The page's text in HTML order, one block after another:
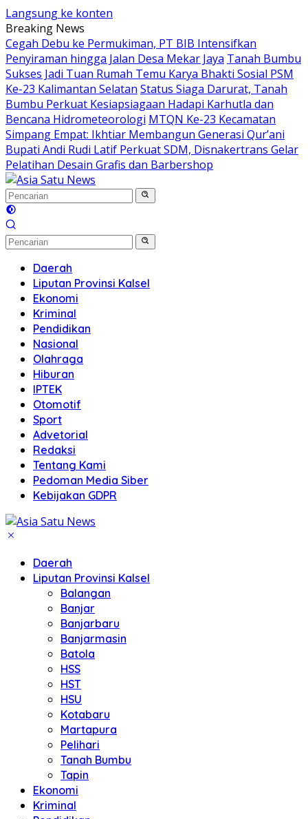
Langsung ke konten
Breaking News
Cegah Debu ke Permukiman, PT BIB Intensifkan
Penyiraman hingga Jalan Desa Mekar Jaya Tanah Bumbu
Sukses Jadi Tuan Rumah Temu Karya Bhakti Sosial PSM
Ke-23 Kalimantan Selatan Status Siaga Darurat, Tanah
Bumbu Perkuat Kesiapsiagaan Hadapi Karhutla dan
Bencana Hidrometeorologi MTQN Ke-23 Kecamatan
Simpang Empat: Ikhtiar Membangun Generasi Qur’ani
Bupati Andi Rudi Latif Perkuat SDM, Disnakertrans Gelar
Pelatihan Desain Grafis dan Barbershop
Daerah
Liputan Provinsi Kalsel
Ekonomi
Kriminal
Pendidikan
Nasional
Olahraga
Hiburan
IPTEK
Otomotif
Sport
Advetorial
Redaksi
Tentang Kami
Pedoman Media Siber
Kebijakan GDPR
Daerah
Liputan Provinsi Kalsel
Balangan
Banjar
Banjarbaru
Banjarmasin
Batola
HSS
HST
HSU
Kotabaru
Martapura
Pelihari
Tanah Bumbu
Tapin
Ekonomi
Kriminal